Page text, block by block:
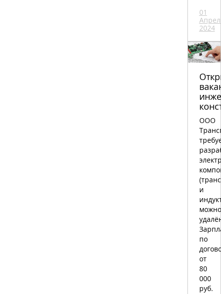
01
2024
ООО
и
можно
по
от
80
000
руб.